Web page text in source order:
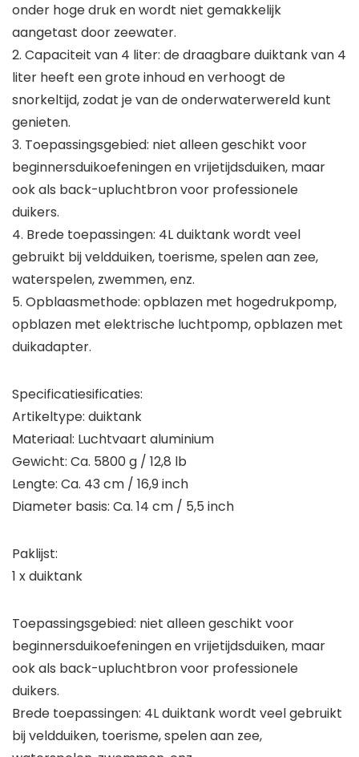
onder hoge druk en wordt niet gemakkelijk
aangetast door zeewater.
2. Capaciteit van 4 liter: de draagbare duiktank van 4
liter heeft een grote inhoud en verhoogt de
snorkeltijd, zodat je van de onderwaterwereld kunt
genieten.
3. Toepassingsgebied: niet alleen geschikt voor
beginnersduikoefeningen en vrijetijdsduiken, maar
ook als back-upluchtbron voor professionele
duikers.
4. Brede toepassingen: 4L duiktank wordt veel
gebruikt bij veldduiken, toerisme, spelen aan zee,
waterspelen, zwemmen, enz.
5. Opblaasmethode: opblazen met hogedrukpomp,
opblazen met elektrische luchtpomp, opblazen met
duikadapter.
Specificatiesificaties:
Artikeltype: duiktank
Materiaal: Luchtvaart aluminium
Gewicht: Ca. 5800 g / 12,8 lb
Lengte: Ca. 43 cm / 16,9 inch
Diameter basis: Ca. 14 cm / 5,5 inch
Paklijst:
1 x duiktank
Toepassingsgebied: niet alleen geschikt voor
beginnersduikoefeningen en vrijetijdsduiken, maar
ook als back-upluchtbron voor professionele
duikers.
Brede toepassingen: 4L duiktank wordt veel gebruikt
bij veldduiken, toerisme, spelen aan zee,